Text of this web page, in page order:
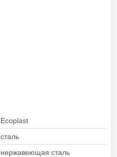
Ecoplast
сталь
нержавеющая сталь